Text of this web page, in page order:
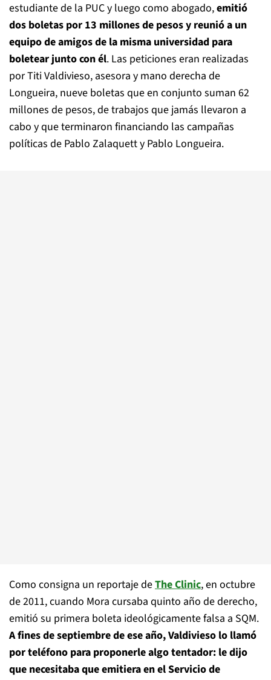
estudiante de la PUC y luego como abogado,emitió
dos boletas por 13 millones de pesos y reunió a un
equipo de amigos de la misma universidad para
boletear junto con él. Las peticiones eran realizadas
por Titi Valdivieso, asesora y mano derecha de
Longueira, nueve boletas que en conjunto suman 62
millones de pesos, de trabajos que jamás llevaron a
cabo y que terminaron financiando las campañas
políticas de Pablo Zalaquett y Pablo Longueira.
Como consigna un reportaje deThe Clinic, en octubre
de 2011, cuando Mora cursaba quinto año de derecho,
emitió su primera boleta ideológicamente falsa a SQM.
A fines de septiembre de ese año, Valdivieso lo llamó
por teléfono para proponerle algo tentador: le dijo
que necesitaba que emitiera en el Servicio de